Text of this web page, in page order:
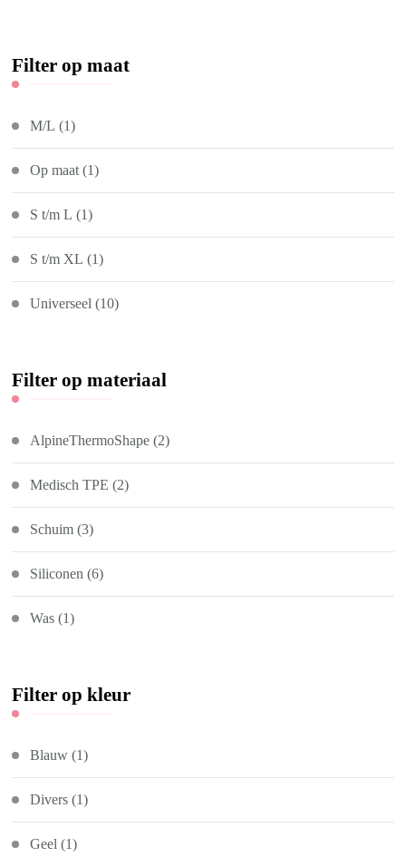
Filter op maat
M/L (1)
Op maat (1)
S t/m L (1)
S t/m XL (1)
Universeel (10)
Filter op materiaal
AlpineThermoShape (2)
Medisch TPE (2)
Schuim (3)
Siliconen (6)
Was (1)
Filter op kleur
Blauw (1)
Divers (1)
Geel (1)